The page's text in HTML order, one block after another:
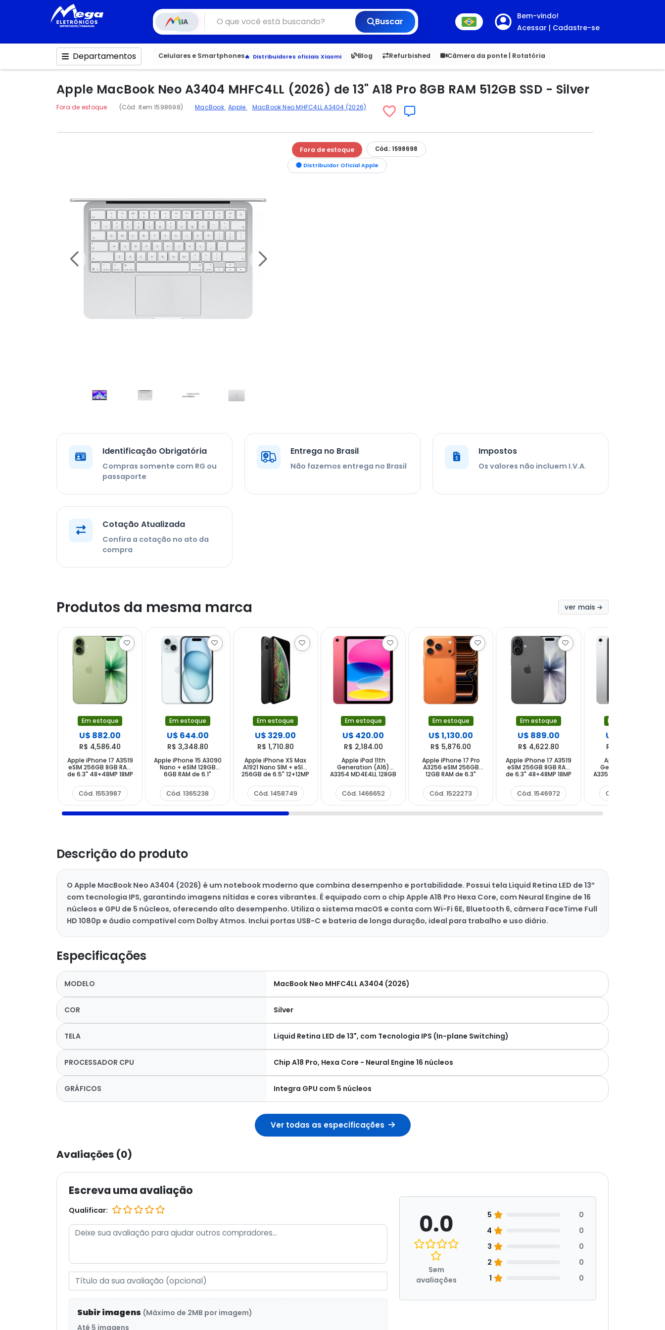
IA Buscar
Bem-vindo!
Acessar | Cadastre-se
Departamentos Celulares e Smartphones
Distribuidores oficiais Xiaomi
Blog Refurbished Câmera da ponte | Rotatória
6,050 5.20 1,900 1.00
Apple MacBook Neo A3404 MHFC4LL (2026) de 13" A18 Pro 8GB RAM 512GB SSD - Silver
Fora de estoque (Cód. Item 1598698) MacBook Apple MacBook Neo MHFC4LL A3404 (2026)
Fora de estoque Cód.: 1598698
Distribuidor Oficial Apple
Identificação Obrigatória
Compras somente com RG ou
passaporte
Entrega no Brasil
Não fazemos entrega no Brasil
Impostos
Os valores não incluem I.V.A.
Cotação Atualizada
Confira a cotação no ato da
compra
Produtos da mesma marca ver mais
Em estoque
U$ 882.00
R$ 4,586.40
Apple iPhone 17 A3519
eSIM 256GB 8GB RAM
de 6.3" 48+48MP 18MP
Cód. 1553987
Em estoque
U$ 644.00
R$ 3,348.80
Apple iPhone 15 A3090
Nano + eSIM 128GB
6GB RAM de 6.1"
Cód. 1365238
Em estoque
U$ 329.00
R$ 1,710.80
Apple iPhone XS Max
A1921 Nano SIM + eSIM
256GB de 6.5" 12+12MP
(CPO) (1 Ano de
Garantia)
Cód. 1458749
Em estoque
U$ 420.00
R$ 2,184.00
Apple iPad 11th
Generation (A16)
A3354 MD4E4LL 128GB
Cód. 1466652
Em estoque
U$ 1,130.00
R$ 5,876.00
Apple iPhone 17 Pro
A3256 eSIM 256GB
12GB RAM de 6.3"
Cosmic Orange
Cód. 1522273
Em estoque
U$ 889.00
R$ 4,622.80
Apple iPhone 17 A3519
eSIM 256GB 8GB RAM
de 6.3" 48+48MP 18MP
Cód. 1546972
Em estoque
U$ 435.00
R$ 2,262.00
Apple iPad 11th
Generation (A16)
A3354 MD3Y4LL 128GB
Cód. 1466621
Descrição do produto
O Apple MacBook Neo A3404 (2026) é um notebook moderno que combina desempenho e portabilidade. Possui tela Liquid Retina LED de 13”
com tecnologia IPS, garantindo imagens nítidas e cores vibrantes. É equipado com o chip Apple A18 Pro Hexa Core, com Neural Engine de 16
núcleos e GPU de 5 núcleos, oferecendo alto desempenho. Utiliza o sistema macOS e conta com Wi-Fi 6E, Bluetooth 6, câmera FaceTime Full
HD 1080p e áudio compatível com Dolby Atmos. Inclui portas USB-C e bateria de longa duração, ideal para trabalho e uso diário.
Especificações
MODELO MacBook Neo MHFC4LL A3404 (2026)
COR Silver
TELA Liquid Retina LED de 13", com Tecnologia IPS (In-plane Switching)
PROCESSADOR CPU Chip A18 Pro, Hexa Core - Neural Engine 16 núcleos
GRÁFICOS Integra GPU com 5 núcleos
Ver todas as especificações
Avaliações (0)
Escreva uma avaliação
Qualificar:
Subir imagens (Máximo de 2MB por imagem)
Até 5 imagens
0.0
Sem
avaliações
5
0
4
0
3
0
2
0
1
0